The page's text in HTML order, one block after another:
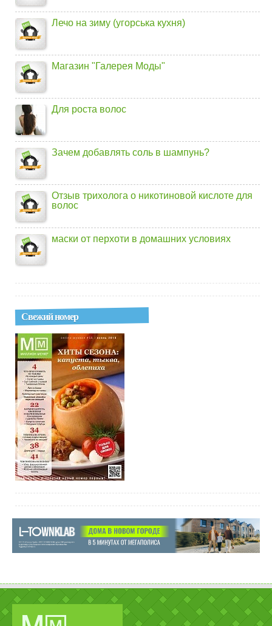
Лечо на зиму (угорська кухня)
Магазин "Галерея Моды"
Для роста волос
Зачем добавлять соль в шампунь?
Отзыв трихолога о никотиновой кислоте для
волос
маски от перхоти в домашних условиях
Свежий номер